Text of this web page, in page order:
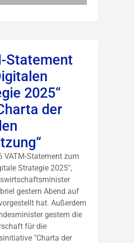
Statement
2025“
der
VATM-Statement zum
Strategie 2025",
gestern Abend auf
hat. Außerdem
gestern die
für die
"Charta der